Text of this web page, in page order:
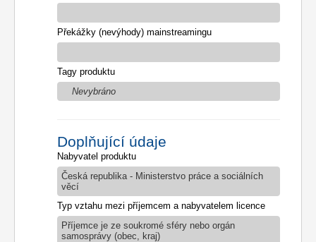
Překážky (nevýhody) mainstreamingu
Tagy produktu
Nevybráno
Doplňující údaje
Nabyvatel produktu
Česká republika - Ministerstvo práce a sociálních
věcí
Typ vztahu mezi příjemcem a nabyvatelem licence
Příjemce je ze soukromé sféry nebo orgán
samosprávy (obec, kraj)